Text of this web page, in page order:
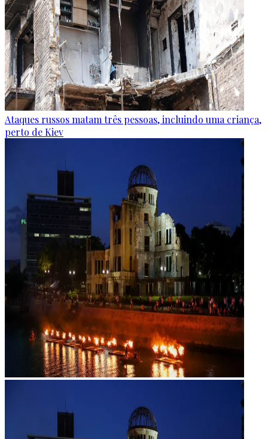
Ataques russos matam três pessoas, incluindo uma criança,
perto de Kiev